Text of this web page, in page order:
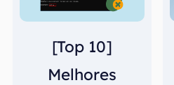
[Top 10]
Melhores